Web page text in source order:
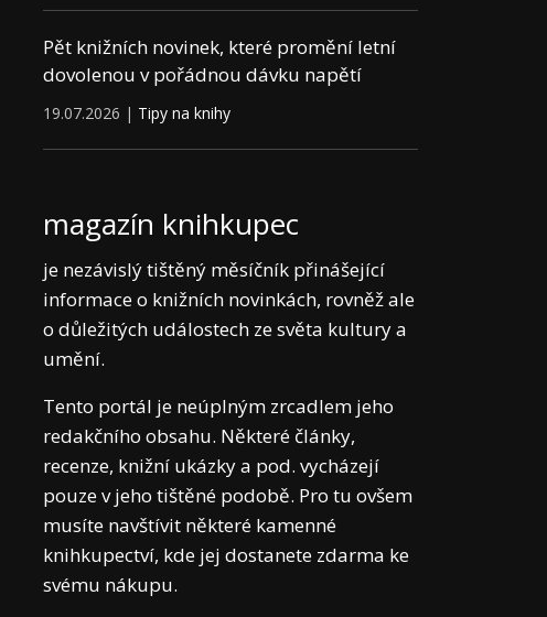
Pět knižních novinek, které promění letní
dovolenou v pořádnou dávku napětí
19.07.2026 | Tipy na knihy
magazín knihkupec
je nezávislý tištěný měsíčník přinášející
informace o knižních novinkách, rovněž ale
o důležitých událostech ze světa kultury a
umění.
Tento portál je neúplným zrcadlem jeho
redakčního obsahu. Některé články,
recenze, knižní ukázky a pod. vycházejí
pouze v jeho tištěné podobě. Pro tu ovšem
musíte navštívit některé kamenné
knihkupectví, kde jej dostanete zdarma ke
svému nákupu.